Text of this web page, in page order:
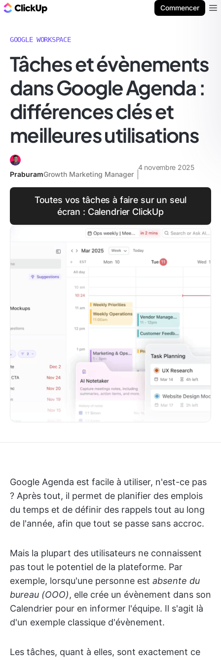
Commencer
GOOGLE WORKSPACE
Tâches et évènements
dans Google Agenda :
différences clés et
meilleures utilisations
PraburamGrowth Marketing Manager
4 novembre 2025
Toutes vos tâches à faire sur un seul
écran : Calendrier ClickUp
Google Agenda est facile à utiliser, n'est-ce pas
? Après tout, il permet de planifier des emplois
du temps et de définir des rappels tout au long
de l'année, afin que tout se passe sans accroc.
Mais la plupart des utilisateurs ne connaissent
pas tout le potentiel de la plateforme. Par
exemple, lorsqu'une personne est absente du
bureau (OOO), elle crée un évènement dans son
Calendrier pour en informer l'équipe. Il s'agit là
d'un exemple classique d'évènement.
Les tâches, quant à elles, sont exactement ce